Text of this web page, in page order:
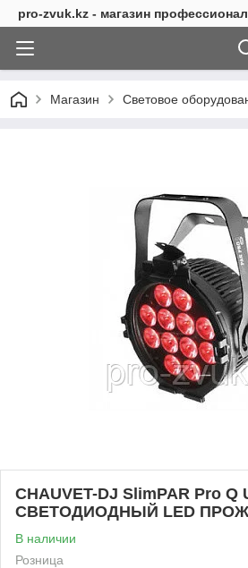
pro-zvuk.kz - магазин
Магазин Световое
CHAUVET-DJ SlimPAR Pro Q
СВЕТОДИОДНЫЙ LED
В наличии
Розница